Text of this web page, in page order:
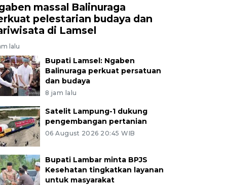
massal Balinuraga
pelestarian budaya dan
di Lamsel
lalu
Bupati Lamsel: Ngaben
Balinuraga perkuat persatuan
dan budaya
8 jam lalu
Satelit Lampung-1 dukung
pengembangan pertanian
06 August 2026 20:45 WIB
Bupati Lambar minta BPJS
Kesehatan tingkatkan layanan
untuk masyarakat